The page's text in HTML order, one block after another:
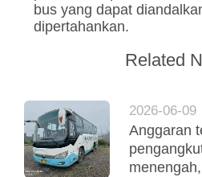
bus yang dapat
dipertahankan.
Related
2026-06-09
Anggaran